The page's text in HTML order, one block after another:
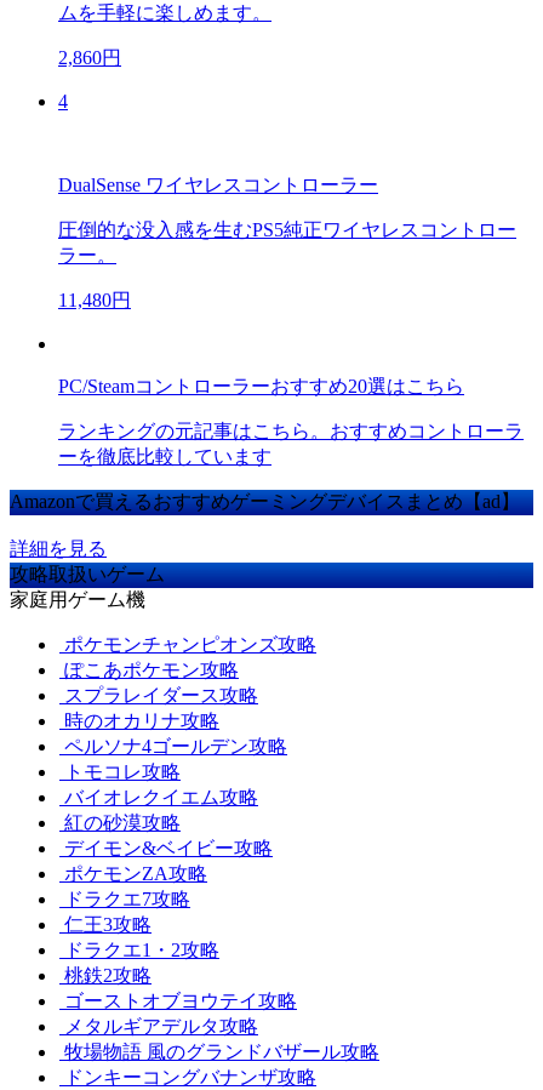
ムを手軽に楽しめます。
2,860円
4
DualSense ワイヤレスコントローラー
圧倒的な没入感を生むPS5純正ワイヤレスコントロー
ラー。
11,480円
PC/Steamコントローラーおすすめ20選はこちら
ランキングの元記事はこちら。おすすめコントローラ
ーを徹底比較しています
Amazonで買えるおすすめゲーミングデバイスまとめ【ad】
詳細を見る
攻略取扱いゲーム
家庭用ゲーム機
ポケモンチャンピオンズ攻略
ぽこあポケモン攻略
スプラレイダース攻略
時のオカリナ攻略
ペルソナ4ゴールデン攻略
トモコレ攻略
バイオレクイエム攻略
紅の砂漠攻略
デイモン&ベイビー攻略
ポケモンZA攻略
ドラクエ7攻略
仁王3攻略
ドラクエ1・2攻略
桃鉄2攻略
ゴーストオブヨウテイ攻略
メタルギアデルタ攻略
牧場物語 風のグランドバザール攻略
ドンキーコングバナンザ攻略